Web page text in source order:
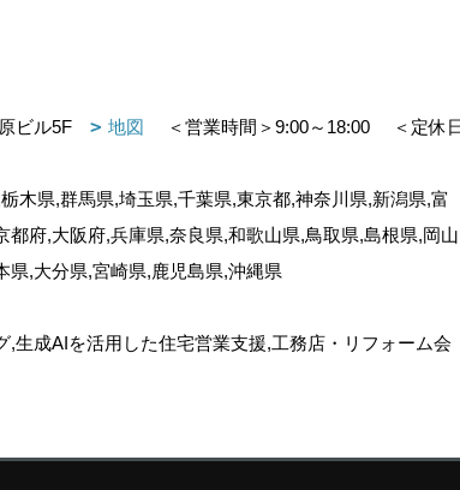
ビル5F 地図 ＜営業時間＞9:00～18:00
＜定休
木県,群馬県,埼玉県,千葉県,東京都,神奈川県,新潟県,富
府,大阪府,兵庫県,奈良県,和歌山県,鳥取県,島根県,岡山
県,大分県,宮崎県,鹿児島県,沖縄県
生成AIを活用した住宅営業支援,工務店・リフォーム会